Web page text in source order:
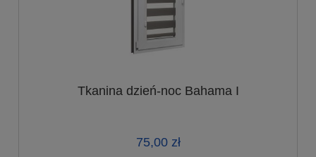
Tkanina dzień-noc Bahama I
75,00 zł